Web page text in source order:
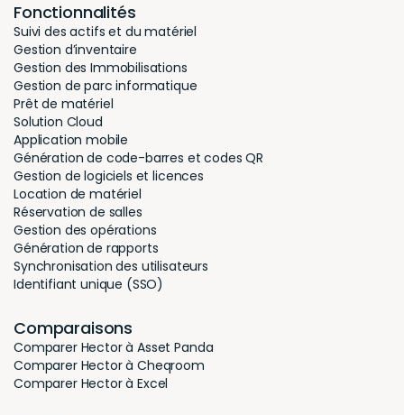
Fonctionnalités
Suivi des actifs et du matériel
Gestion d’inventaire
Gestion des Immobilisations
Gestion de parc informatique
Prêt de matériel
Solution Cloud
Application mobile
Génération de code-barres et codes QR
Gestion de logiciels et licences
Location de matériel
Réservation de salles
Gestion des opérations
Génération de rapports
Synchronisation des utilisateurs
Identifiant unique (SSO)
Comparaisons
Comparer Hector à Asset Panda
Comparer Hector à Cheqroom
Comparer Hector à Excel